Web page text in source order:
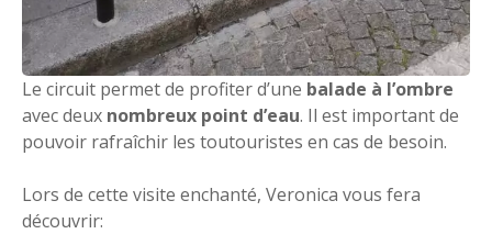
Le circuit permet de profiter d’une balade à l’ombre
avec deux nombreux point d’eau. Il est important de
pouvoir rafraîchir les toutouristes en cas de besoin.
Lors de cette visite enchanté, Veronica vous fera
découvrir: